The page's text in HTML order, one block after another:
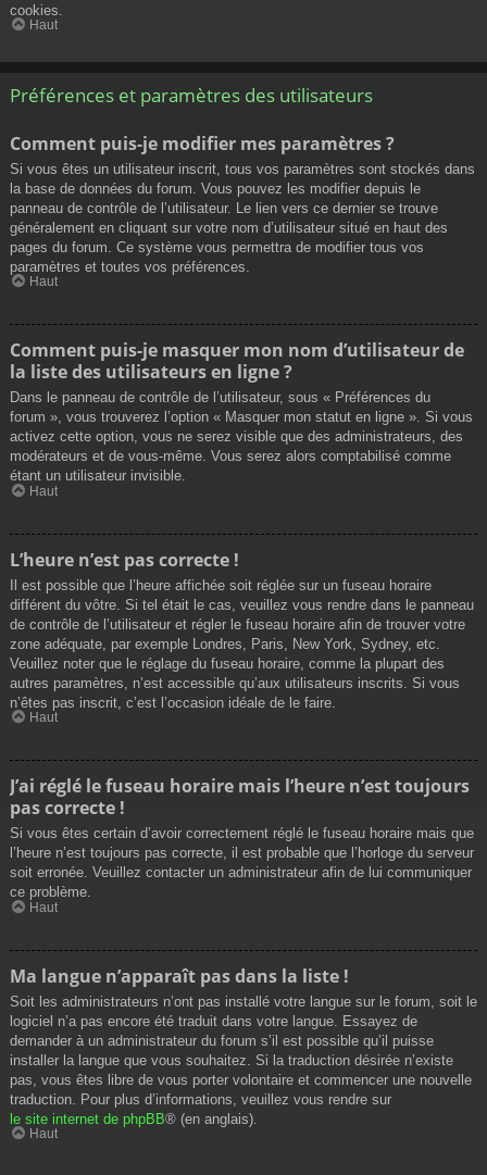
cookies.
Haut
Préférences et paramètres des utilisateurs
Comment puis-je modifier mes paramètres ?
Si vous êtes un utilisateur inscrit, tous vos paramètres sont stockés dans
la base de données du forum. Vous pouvez les modifier depuis le
panneau de contrôle de l’utilisateur. Le lien vers ce dernier se trouve
généralement en cliquant sur votre nom d’utilisateur situé en haut des
pages du forum. Ce système vous permettra de modifier tous vos
paramètres et toutes vos préférences.
Haut
Comment puis-je masquer mon nom d’utilisateur de
la liste des utilisateurs en ligne ?
Dans le panneau de contrôle de l’utilisateur, sous « Préférences du
forum », vous trouverez l’option « Masquer mon statut en ligne ». Si vous
activez cette option, vous ne serez visible que des administrateurs, des
modérateurs et de vous-même. Vous serez alors comptabilisé comme
étant un utilisateur invisible.
Haut
L’heure n’est pas correcte !
Il est possible que l’heure affichée soit réglée sur un fuseau horaire
différent du vôtre. Si tel était le cas, veuillez vous rendre dans le panneau
de contrôle de l’utilisateur et régler le fuseau horaire afin de trouver votre
zone adéquate, par exemple Londres, Paris, New York, Sydney, etc.
Veuillez noter que le réglage du fuseau horaire, comme la plupart des
autres paramètres, n’est accessible qu’aux utilisateurs inscrits. Si vous
n’êtes pas inscrit, c’est l’occasion idéale de le faire.
Haut
J’ai réglé le fuseau horaire mais l’heure n’est toujours
pas correcte !
Si vous êtes certain d’avoir correctement réglé le fuseau horaire mais que
l’heure n’est toujours pas correcte, il est probable que l’horloge du serveur
soit erronée. Veuillez contacter un administrateur afin de lui communiquer
ce problème.
Haut
Ma langue n’apparaît pas dans la liste !
Soit les administrateurs n’ont pas installé votre langue sur le forum, soit le
logiciel n’a pas encore été traduit dans votre langue. Essayez de
demander à un administrateur du forum s’il est possible qu’il puisse
installer la langue que vous souhaitez. Si la traduction désirée n’existe
pas, vous êtes libre de vous porter volontaire et commencer une nouvelle
traduction. Pour plus d’informations, veuillez vous rendre sur
le site internet de phpBB® (en anglais).
Haut